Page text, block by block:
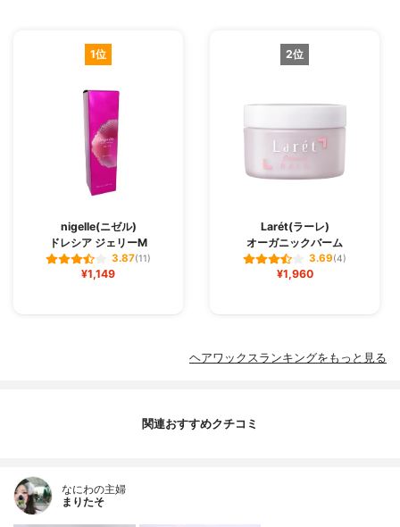
1位
nigelle(ニゼル)
ドレシア ジェリーM
3.87(11)
¥1,149
2位
Larét(ラーレ)
オーガニックバーム
3.69(4)
¥1,960
ヘアワックスランキングをもっと見る
関連おすすめクチコミ
なにわの主婦
まりたそ